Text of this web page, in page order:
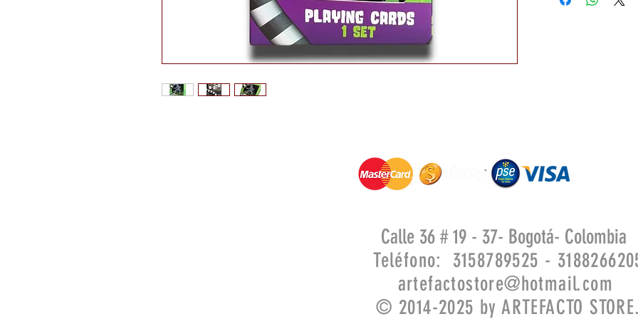
Calle 36 # 19 - 37- Bogotá- Colombia
Teléfono: 3158789525 -
artefactostore@hotmail.com
© 2014-2025 by ARTEFACTO